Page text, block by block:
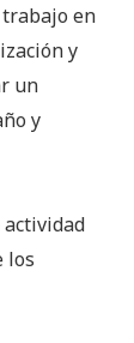
en
y
un
y
los